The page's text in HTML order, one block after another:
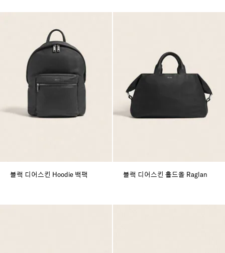
블랙 디어스킨 Hoodie 백팩 블랙 디어스킨 홀드올 Raglan